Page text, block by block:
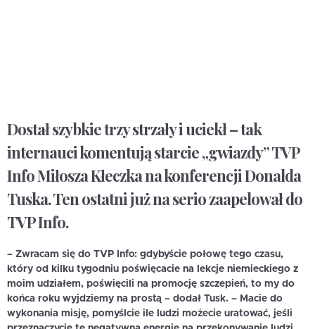
Dostał szybkie trzy strzały i uciekł – tak
internauci komentują starcie „gwiazdy” TVP
Info Miłosza Kłeczka na konferencji Donalda
Tuska. Ten ostatni już na serio zaapelował do
TVP Info.
– Zwracam się do TVP Info: gdybyście połowę tego czasu,
który od kilku tygodniu poświęcacie na lekcje niemieckiego z
moim udziałem, poświęcili na promocję szczepień, to my do
końca roku wyjdziemy na prostą – dodał Tusk. – Macie do
wykonania misję, pomyślcie ile ludzi możecie uratować, jeśli